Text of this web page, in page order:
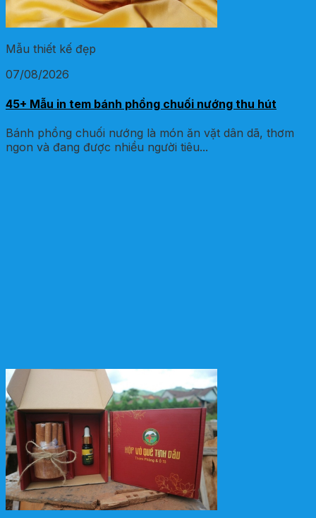
Mẫu thiết kế đẹp
07/08/2026
45+ Mẫu in tem bánh phồng chuối nướng thu hút
Bánh phồng chuối nướng là món ăn vặt dân dã, thơm
ngon và đang được nhiều người tiêu...